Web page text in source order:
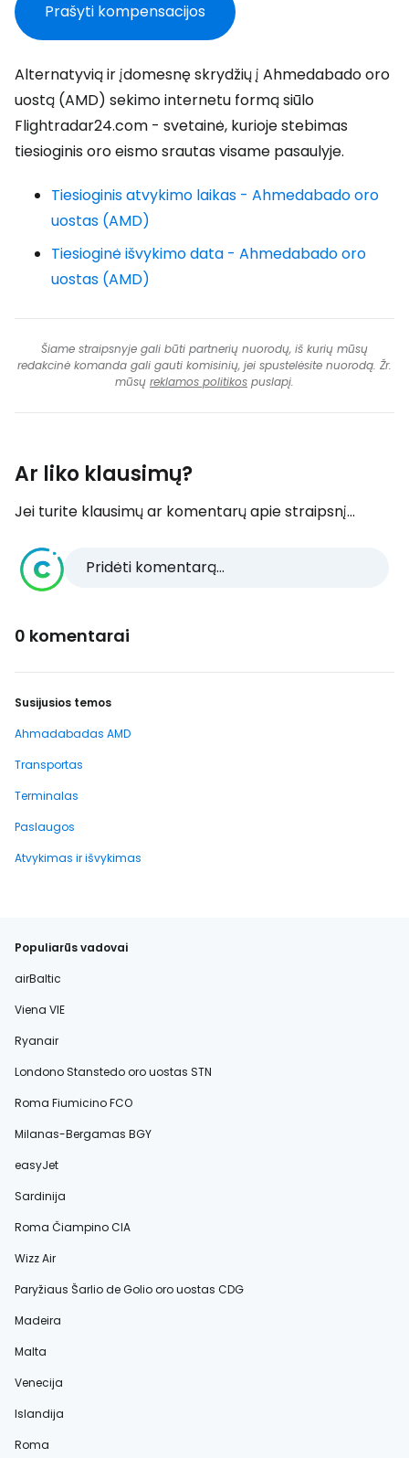
Prašyti kompensacijos
Alternatyvią ir įdomesnę skrydžių į Ahmedabado oro
uostą (AMD) sekimo internetu formą siūlo
Flightradar24.com - svetainė, kurioje stebimas
tiesioginis oro eismo srautas visame pasaulyje.
Tiesioginis atvykimo laikas - Ahmedabado oro
uostas (AMD)
Tiesioginė išvykimo data - Ahmedabado oro
uostas (AMD)
Šiame straipsnyje gali būti partnerių nuorodų, iš kurių mūsų
redakcinė komanda gali gauti komisinių, jei spustelėsite nuorodą. Žr.
mūsų reklamos politikos puslapį.
Ar liko klausimų?
Jei turite klausimų ar komentarų apie straipsnį...
Pridėti komentarą...
0 komentarai
Susijusios temos
Ahmadabadas AMD
Transportas
Terminalas
Paslaugos
Atvykimas ir išvykimas
Populiarūs vadovai
airBaltic
Viena VIE
Ryanair
Londono Stanstedo oro uostas STN
Roma Fiumicino FCO
Milanas-Bergamas BGY
easyJet
Sardinija
Roma Čiampino CIA
Wizz Air
Paryžiaus Šarlio de Golio oro uostas CDG
Madeira
Malta
Venecija
Islandija
Roma